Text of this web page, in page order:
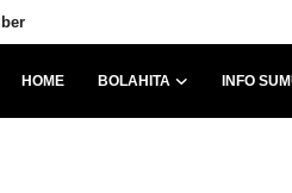
HOME BOLAHITA INFO